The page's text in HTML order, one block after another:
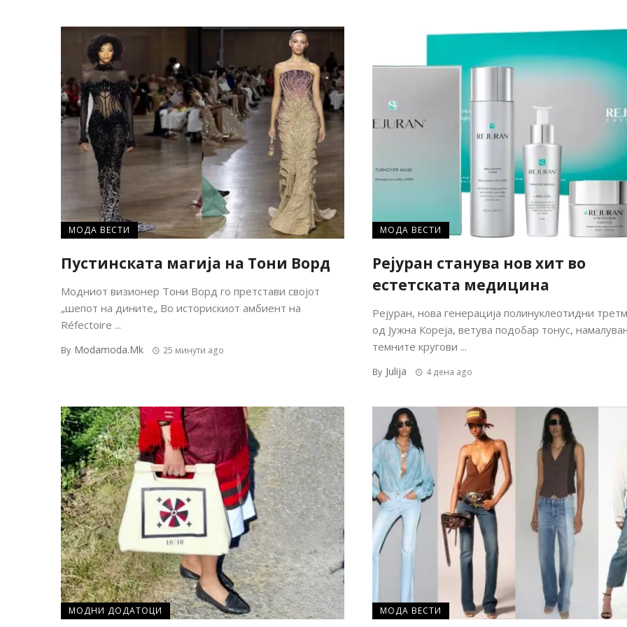
МОДА ВЕСТИ
Пустинската магија на Тони Ворд
Модниот визионер Тони Ворд го претстави својот
„шепот на дините„ Во историскиот амбиент на
Réfectoire ...
By Modamoda.mk 25 минути ago
МОДА ВЕСТИ
Рејуран станува нов хит во
естетската медицина
Рејуран, нова генерација полинуклеотидни
од Јужна Кореја, ветува подобар тонус,
темните кругови ...
By Julija 4 дена ago
МОДНИ ДОДАТОЦИ МОДА ВЕСТИ